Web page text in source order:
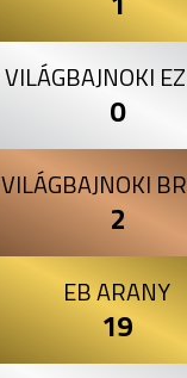
VILÁGBAJNOKI
0
VILÁGBAJNOKI
2
EB ARANY
19